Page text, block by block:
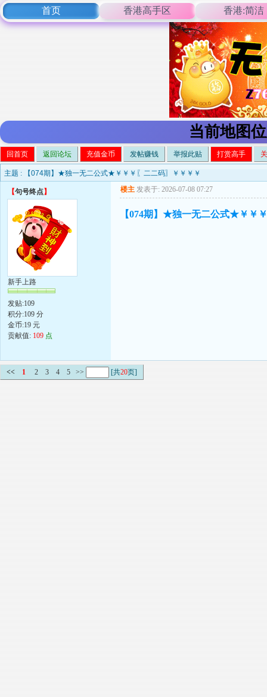
首页 香港高手区 香港:简洁
当前地图
回首页 返回论坛 充值金币 发帖赚钱 举报此贴 打赏高手
主题 : 【074期】★独一无二公式★￥￥￥〖二二码〗￥￥￥￥
【句号终点】
新手上路
发贴:109
积分:109 分
金币:19 元
贡献值: 109 点
楼主 发表于: 2026-07-08 07:27
【074期】★独一无二公式★￥￥
<< 1 2 3 4 5 >> [共20页]